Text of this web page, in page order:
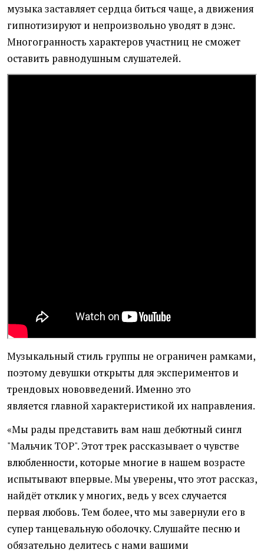
музыка заставляет сердца биться чаще, а движения
гипнотизируют и непроизвольно уводят в дэнс.
Многогранность характеров участниц не сможет
оставить равнодушным слушателей.
Музыкальный стиль группы не ограничен рамками,
поэтому девушки открыты для экспериментов и
трендовых нововведений. Именно это
является главной характеристикой их направления.
«Мы рады представить вам наш дебютный сингл
"Мальчик TOP". Этот трек рассказывает о чувстве
влюбленности, которые многие в нашем возрасте
испытывают впервые. Мы уверены, что этот рассказ,
найдёт отклик у многих, ведь у всех случается
первая любовь. Тем более, что мы завернули его в
супер танцевальную оболочку. Слушайте песню и
обязательно делитесь с нами вашими